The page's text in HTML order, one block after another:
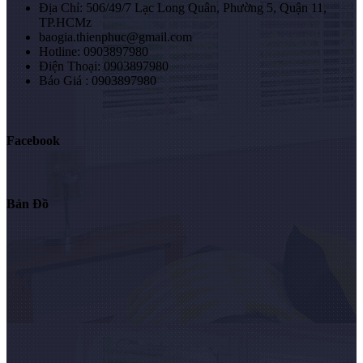
Địa Chỉ: 506/49/7 Lạc Long Quân, Phường 5, Quận 11,
TP.HCMz
baogia.thienphuc@gmail.com
Hotline: 0903897980
Điện Thoại: 0903897980
Báo Giá : 0903897980
Facebook
Bản Đồ